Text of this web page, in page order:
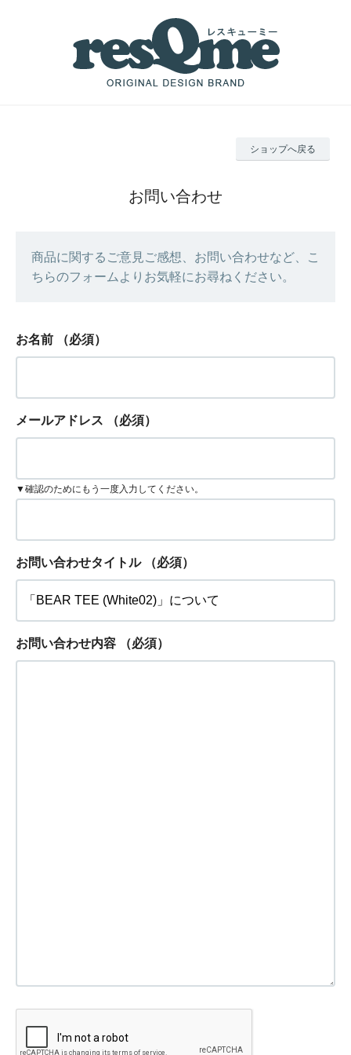
ショップへ戻る
お問い合わせ
商品に関するご意見ご感想、お問い合わせなど、こ
ちらのフォームよりお気軽にお尋ねください。
お名前 （必須）
メールアドレス （必須）
▼確認のためにもう一度入力してください。
お問い合わせタイトル （必須）
お問い合わせ内容 （必須）